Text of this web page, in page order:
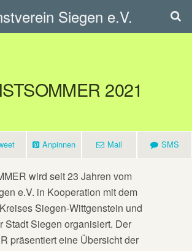
Siegen e.V.
2021
Anpinnen Mail SMS
wird seit 23 Jahren vom
e.V. in Kooperation mit dem
Siegen-Wittgenstein und
Stadt Siegen organisiert. Der
präsentiert eine Übersicht der